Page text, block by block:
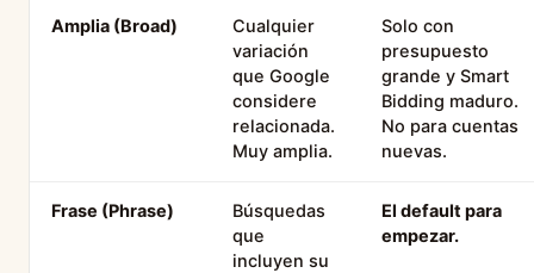
Amplia (Broad)
Cualquier
variación
que Google
considere
relacionada.
Muy amplia.
Solo con
presupuesto
grande y Smart
Bidding maduro.
No para cuentas
nuevas.
Frase (Phrase)
Búsquedas
que
incluyen su
El default para
empezar.